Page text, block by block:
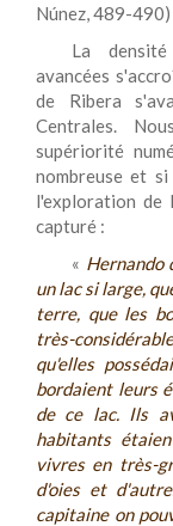
Núnez, 489-490)
La
avancées
de Ribera
Centrales.
supériorité
nombreuse et
l'exploration de
capturé :
« Hernando
un lac si large,
terre, que les
très-
qu'elles
bordaient leurs
de ce lac. Ils
habitants
vivres en très-
d'oies et
capitaine on